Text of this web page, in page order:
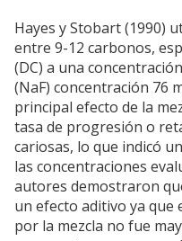
Hayes y Stobart (1990)
entre 9-12 carbonos,
(DC) a una
(NaF) concentración 76
principal efecto de la
tasa de progresión o
cariosas, lo que indicó
las concentraciones
autores demostraron
un efecto aditivo ya
por la mezcla no fue